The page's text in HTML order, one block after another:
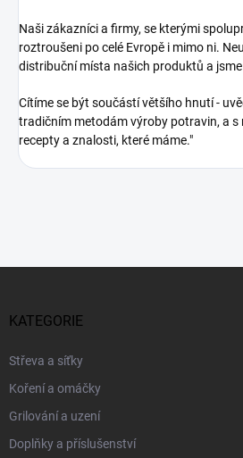
Naši zákazníci a firmy, se kterými
roztroušeni po celé Evropě i mimo ni.
distribuční místa našich produktů a
Cítíme se být součástí většího hnutí -
tradičním metodám výroby potravin, a
recepty a znalosti, které máme."
KATEGORIE
Střeva a síťky
Koření a omáčky
Grilování a uzení
Doplňky a příslušenství